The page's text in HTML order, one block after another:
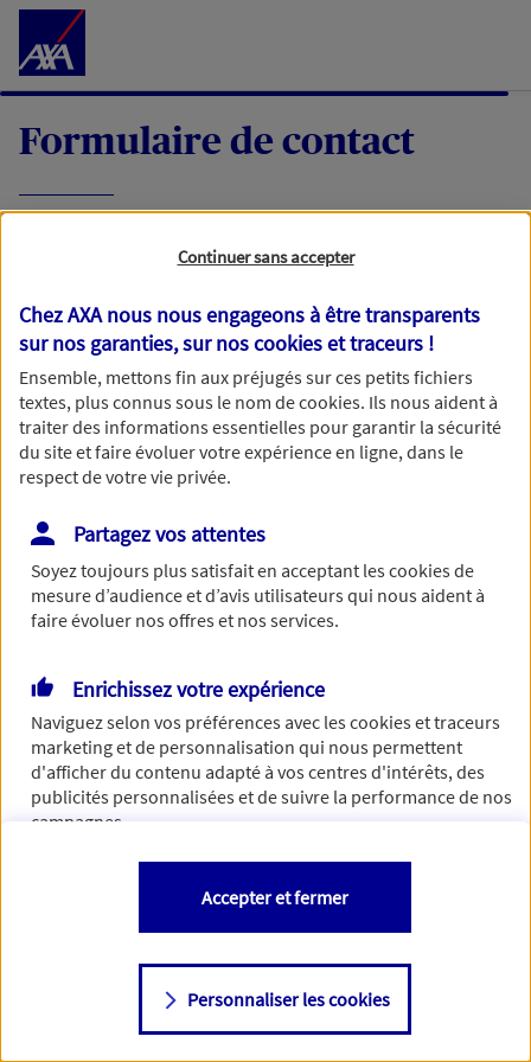
Accéder au Contenu
Formulaire de contact
demande, nous vous répondrons dans les
meilleurs délais par mail ou par téléphone.
Votre message :
Vous disposez de droits sur les informations vous concernant. Pour
plus d’informations,cliquez ici.
Continuer sans accepter
Chez AXA nous nous engageons à être transparents
sur nos garanties, sur noscookies et traceurs !
Ensemble, mettons fin aux préjugés sur ces petits fichiers
textes, plus connus sous le nom decookies. Ils nous aident à
traiter des informations essentielles pour garantir la sécurité
du site et faire évoluer votre expérience en ligne, dans le
respect de votre vie privée.
Partagez vos attentes
Soyez toujours plus satisfait en acceptant lescookiesde
mesure d’audience et d’avis utilisateurs qui nous aident à
faire évoluer nos offres et nos services.
Enrichissez votre expérience
Naviguez selon vos préférences avec lescookies et traceurs
marketing et de personnalisation qui nous permettent
d'afficher du contenu adapté à vos centres d'intérêts, des
publicités personnalisées et de suivre la performance de nos
campagnes.
Vous êtes libre de les accepter, de les refuser comme de
changer d'avis à tout moment en allant sur
Consulter notre politique decookies
Personnaliser les cookies
Accepter et fermer